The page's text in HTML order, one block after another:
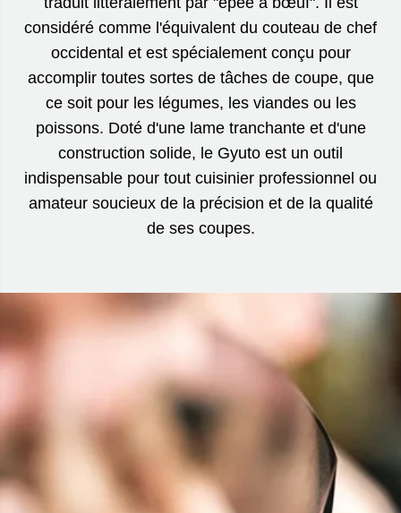
considéré comme l'équivalent du couteau de chef
occidental et est spécialement conçu pour
accomplir toutes sortes de tâches de coupe, que
ce soit pour les légumes, les viandes ou les
poissons. Doté d'une lame tranchante et d'une
construction solide, le Gyuto est un outil
indispensable pour tout cuisinier professionnel ou
amateur soucieux de la précision et de la qualité
de ses coupes.